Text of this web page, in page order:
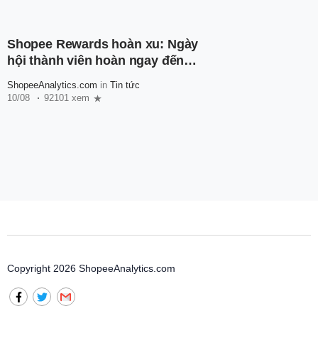
Shopee Rewards hoàn xu: Ngày
hội thành viên hoàn ngay đến
ShopeeAnalytics.com in Tin tức
10/08
92101 xem
Copyright 2026 ShopeeAnalytics.com